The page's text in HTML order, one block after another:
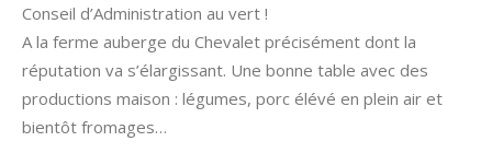
Conseil d’Administration au vert !
A la ferme auberge du Chevalet précisément dont la
réputation va s’élargissant. Une bonne table avec des
productions maison : légumes, porc élévé en plein air et
bientôt fromages…